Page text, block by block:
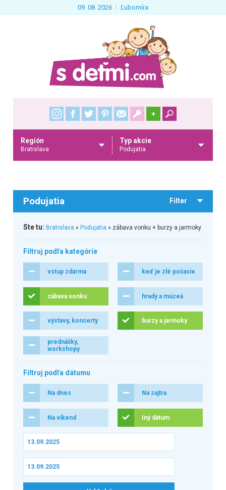
09. 08. 2026 Ľubomíra
+
Región
Bratislava
Typ akcie
Podujatia
Podujatia Filter
Ste tu: Bratislava » Podujatia » zábava vonku + burzy a jarmoky
Filtruj podľa kategórie
vstup zdarma keď je zlé počasie
zábava vonku hrady a múzeá
výstavy, koncerty burzy a jarmoky
prednášky,
workshopy
Filtruj podľa dátumu
Na dnes Na zajtra
Na víkend Iný dátum